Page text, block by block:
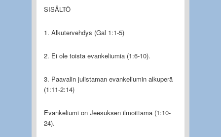
SISÄLTÖ
1. Alkutervehdys (Gal 1:1-5)
2. Ei ole toista evankeliumia (1:6-10).
3. Paavalin julistaman evankeliumin alkuperä
(1:11-2:14)
Evankeliumi on Jeesuksen ilmoittama (1:10-
24).